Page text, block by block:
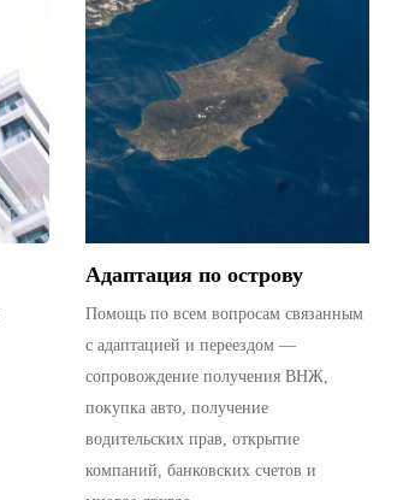
Адаптация по острову
Помощь по всем вопросам связанным
с адаптацией и переездом —
сопровождение получения ВНЖ,
покупка авто, получение
водительских прав, открытие
компаний, банковских счетов и